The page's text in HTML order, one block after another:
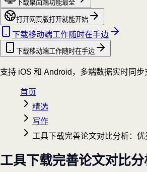
下载桌面端功能最全
打开网页版打开就能开始
下载移动端工作随时在手边
下载移动端工作随时在手边
支持 iOS 和 Android，多端数据实时同步
首页
精选
写作
工具下载完善论文对比分析：优
工具下载完善论文对比